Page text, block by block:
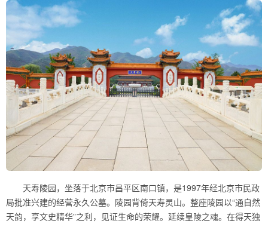
天寿陵园，坐落于北京市昌平区南口镇，是1997年经北京市民政
局批准兴建的经营永久公墓。陵园背倚天寿灵山。整座陵园以“通自然
天韵，享文史精华”之利，见证生命的荣耀。延续皇陵之魂。在得天独